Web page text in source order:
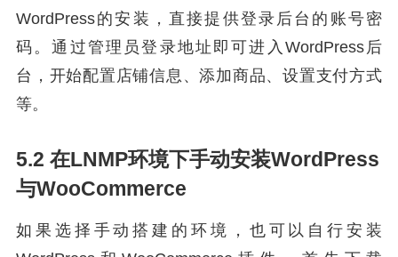
WordPress的安装，直接提供登录后台的账号密
码。通过管理员登录地址即可进入WordPress后
台，开始配置店铺信息、添加商品、设置支付方式
等。
5.2 在LNMP环境下手动安装WordPress
与WooCommerce
如果选择手动搭建的环境，也可以自行安装